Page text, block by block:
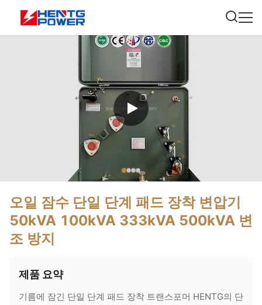
오일 잠수 단일 단계 패드 장착 변압기
50kVA 100kVA 333kVA 500kVA 변
조 방지
제품 요약
기름에 잠긴 단일 단계 패드 장착 트랜스포머 HENTG의 단